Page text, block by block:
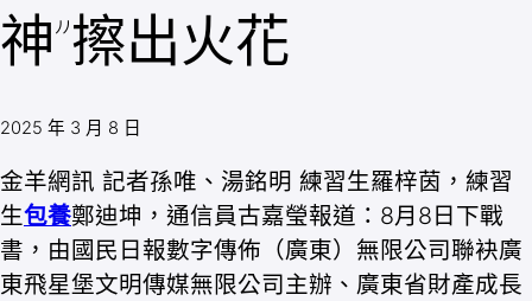
神”擦出火花
2025 年 3 月 8 日
金羊網訊 記者孫唯、湯銘明 練習生羅梓茵，練習
生包養鄭迪坤，通信員古嘉瑩報道：8月8日下戰
書，由國民日報數字傳佈（廣東）無限公司聯袂廣
東飛星堡文明傳媒無限公司主辦、廣東省財產成長